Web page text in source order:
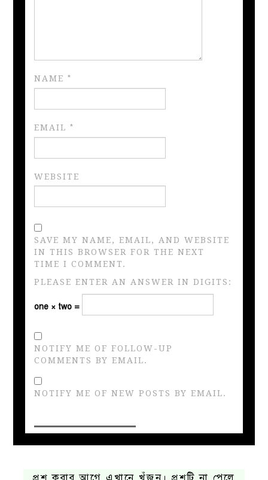
NAME*
EMAIL*
WEBSITE
SAVE MY NAME, EMAIL, AND WEBSITE
IN THIS BROWSER FOR THE NEXT
TIME I COMMENT.
PLEASE ENTER AN ANSWER IN DIGITS:
one × two =
NOTIFY ME OF FOLLOW-UP
COMMENTS BY EMAIL.
NOTIFY ME OF NEW POSTS BY EMAIL.